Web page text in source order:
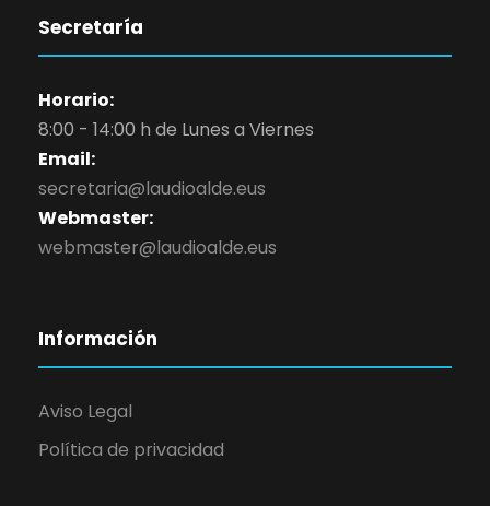
Secretaría
Horario:
8:00 - 14:00 h de Lunes a Viernes
Email:
secretaria@laudioalde.eus
Webmaster:
webmaster@laudioalde.eus
Información
Aviso Legal
Política de privacidad